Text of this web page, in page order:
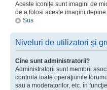
Aceste iconiţe sunt imagini de
de a folosi aceste imagini
Sus
Niveluri de utilizatori şi
Cine sunt administratorii?
Administratorii sunt membrii
controla toate operaţiunile
sau a moderatorilor, etc. în